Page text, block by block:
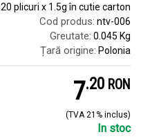
20 plicuri x 1.5g în cutie carton
Cod produs: ntv-006
Greutate: 0.045 Kg
Țară origine: Polonia
7.2 RON
(TVA 21% inclus)
In stoc